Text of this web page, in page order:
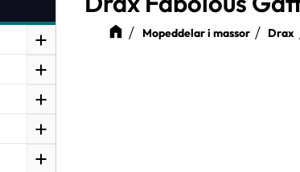
Mopeddelar i massor Drax